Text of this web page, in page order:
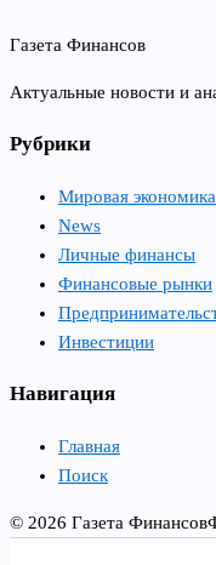
Газета Финансов
Актуальные новости и
Рубрики
Мировая экономика
News
Личные финансы
Финансовые рынки
Инвестиции
Навигация
Главная
Поиск
© 2026 Газета Финансов